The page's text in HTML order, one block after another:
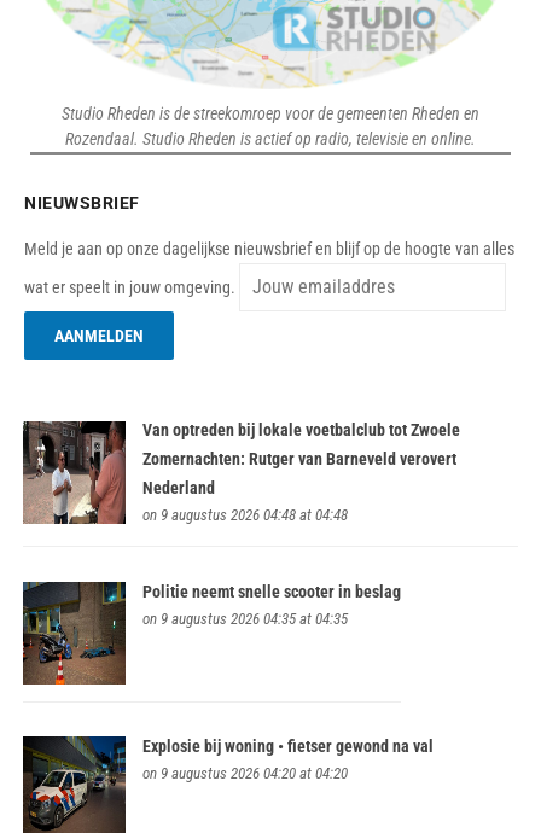
Studio Rheden is de streekomroep voor de gemeenten Rheden en
Rozendaal. Studio Rheden is actief op radio, televisie en online.
NIEUWSBRIEF
Meld je aan op onze dagelijkse nieuwsbrief en blijf op de hoogte van alles
wat er speelt in jouw omgeving.
Van optreden bij lokale voetbalclub tot Zwoele
Zomernachten: Rutger van Barneveld verovert
Nederland
on 9 augustus 2026 04:48 at 04:48
Politie neemt snelle scooter in beslag
on 9 augustus 2026 04:35 at 04:35
Explosie bij woning • fietser gewond na val
on 9 augustus 2026 04:20 at 04:20